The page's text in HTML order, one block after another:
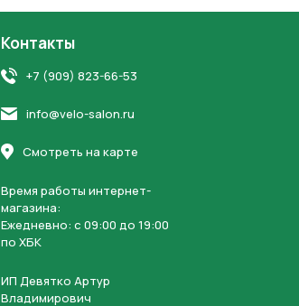
Контакты
+7 (909) 823-66-53
info@velo-salon.ru
Смотреть на карте
Время работы интернет-
магазина:
Ежедневно: c 09:00 до 19:00
по ХБК
ИП Девятко Артур
Владимирович
Нажимая на кнопку “Отправить заявку”, вы
персональных данных и соглашаетесь с